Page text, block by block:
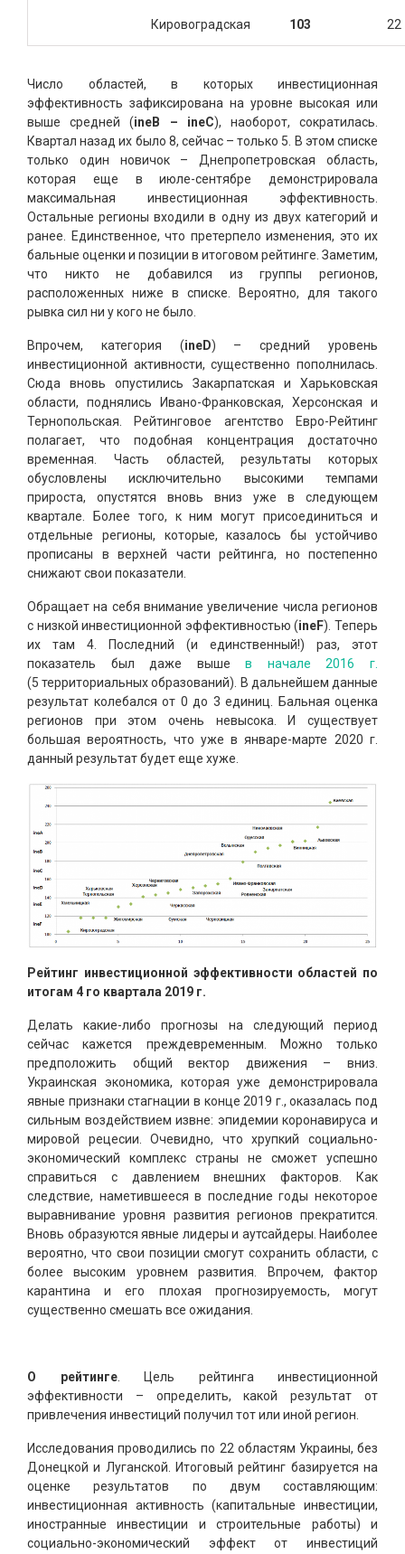
Кировоградская 103 22
Число областей, в которых инвестиционная
эффективность зафиксирована на уровне высокая или
выше средней (ineВ – ineС), наоборот, сократилась.
Квартал назад их было 8, сейчас – только 5. В этом списке
только один новичок – Днепропетровская область,
которая еще в июле-сентябре демонстрировала
максимальная инвестиционная эффективность.
Остальные регионы входили в одну из двух категорий и
ранее. Единственное, что претерпело изменения, это их
бальные оценки и позиции в итоговом рейтинге. Заметим,
что никто не добавился из группы регионов,
расположенных ниже в списке. Вероятно, для такого
рывка сил ни у кого не было.
Впрочем, категория (ineD) – средний уровень
инвестиционной активности, существенно пополнилась.
Сюда вновь опустились Закарпатская и Харьковская
области, поднялись Ивано-Франковская, Херсонская и
Тернопольская. Рейтинговое агентство Евро-Рейтинг
полагает, что подобная концентрация достаточно
временная. Часть областей, результаты которых
обусловлены исключительно высокими темпами
прироста, опустятся вновь вниз уже в следующем
квартале. Более того, к ним могут присоединиться и
отдельные регионы, которые, казалось бы устойчиво
прописаны в верхней части рейтинга, но постепенно
снижают свои показатели.
Обращает на себя внимание увеличение числа регионов
с низкой инвестиционной эффективностью (ineF). Теперь
их там 4. Последний (и единственный!) раз, этот
показатель был даже вышев начале 2016 г.
(5 территориальных образований). В дальнейшем данные
результат колебался от 0 до 3 единиц. Бальная оценка
регионов при этом очень невысока. И существует
большая вероятность, что уже в январе-марте 2020 г.
данный результат будет еще хуже.
Рейтинг инвестиционной эффективности областей по
итогам 4 го квартала 2019 г.
Делать какие-либо прогнозы на следующий период
сейчас кажется преждевременным. Можно только
предположить общий вектор движения – вниз.
Украинская экономика, которая уже демонстрировала
явные признаки стагнации в конце 2019 г., оказалась под
сильным воздействием извне: эпидемии коронавируса и
мировой рецесии. Очевидно, что хрупкий социально-
экономический комплекс страны не сможет успешно
справиться с давлением внешних факторов. Как
следствие, наметившееся в последние годы некоторое
выравнивание уровня развития регионов прекратится.
Вновь образуются явные лидеры и аутсайдеры. Наиболее
вероятно, что свои позиции смогут сохранить области, с
более высоким уровнем развития. Впрочем, фактор
карантина и его плохая прогнозируемость, могут
существенно смешать все ожидания.
О рейтинге. Цель рейтинга инвестиционной
эффективности – определить, какой результат от
привлечения инвестиций получил тот или иной регион.
Исследования проводились по 22 областям Украины, без
Донецкой и Луганской. Итоговый рейтинг базируется на
оценке результатов по двум составляющим:
инвестиционная активность (капитальные инвестиции,
иностранные инвестиции и строительные работы) и
социально-экономический эффект от инвестиций